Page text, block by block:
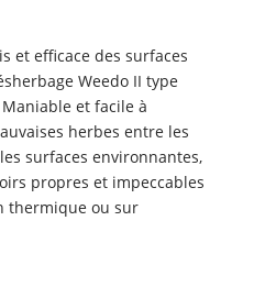
et efficace des surfaces
Weedo II type
et facile à
herbes entre les
surfaces environnantes,
propres et impeccables
thermique ou sur